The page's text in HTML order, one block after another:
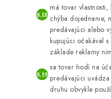
má tovar
chýba dojednanie,
predávajúci alebo
kupujúci očakával
základe reklamy
sa tovar hodí na
predávajúci
druhu obvykle